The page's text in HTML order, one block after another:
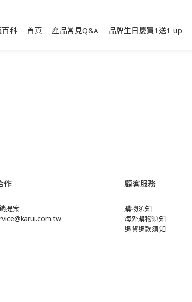
科 首頁 產品常見Q&A 品牌生日慶買1送1 up
作
提案
顧客服務
購物須知
海外購物須知
退貨退款須知